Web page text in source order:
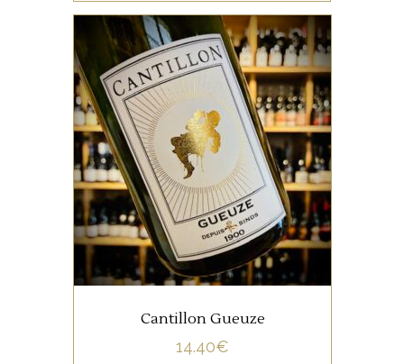
ETRANGERS
La « Classique » de la
maison.
AJOUTER AU PANIER
Cantillon Gueuze
14.40€